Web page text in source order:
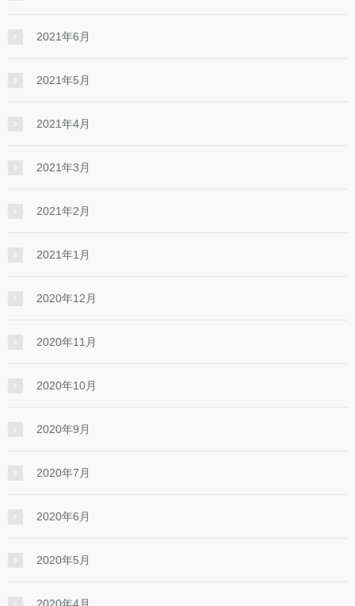
2021年6月
2021年5月
2021年4月
2021年3月
2021年2月
2021年1月
2020年12月
2020年11月
2020年10月
2020年9月
2020年7月
2020年6月
2020年5月